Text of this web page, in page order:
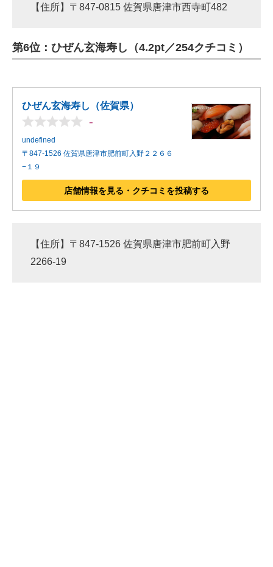
【住所】〒847-0815 佐賀県唐津市西寺町482
第6位：ひぜん玄海寿し（4.2pt／254クチコミ）
ひぜん玄海寿し（佐賀県）
-
undefined
〒847-1526 佐賀県唐津市肥前町入野２２６６
−１９
店舗情報を見る・クチコミを投稿する
【住所】〒847-1526 佐賀県唐津市肥前町入野
2266-19